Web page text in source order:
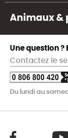
Animaux &
Une question ?
Contactez le
Du lundi au